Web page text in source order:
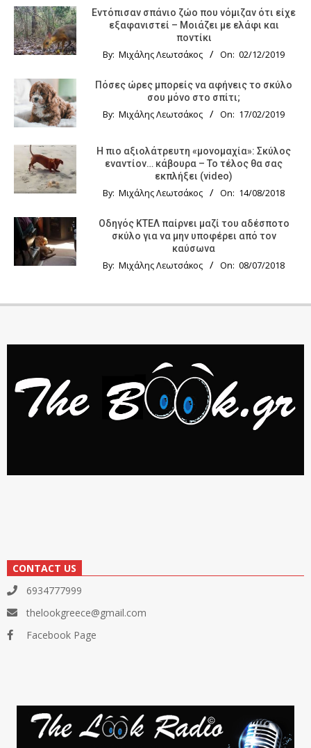
Εντόπισαν σπάνιο ζώο που νόμιζαν ότι είχε
εξαφανιστεί – Μοιάζει με ελάφι και
ποντίκι
By: Μιχάλης Λεωτσάκος On: 02/12/2019
Πόσες ώρες μπορείς να αφήνεις το σκύλο
σου μόνο στο σπίτι;
By: Μιχάλης Λεωτσάκος On: 17/02/2019
Η πιο αξιολάτρευτη «μονομαχία»: Σκύλος
εναντίον… κάβουρα – Το τέλος θα σας
εκπλήξει (video)
By: Μιχάλης Λεωτσάκος On: 14/08/2018
Οδηγός KTΕΛ παίρνει μαζί του αδέσποτο
σκύλο για να μην υποφέρει από τον
καύσωνα
By: Μιχάλης Λεωτσάκος On: 08/07/2018
CONTACT US
6934777999
thelookgreece@gmail.com
Facebook Page